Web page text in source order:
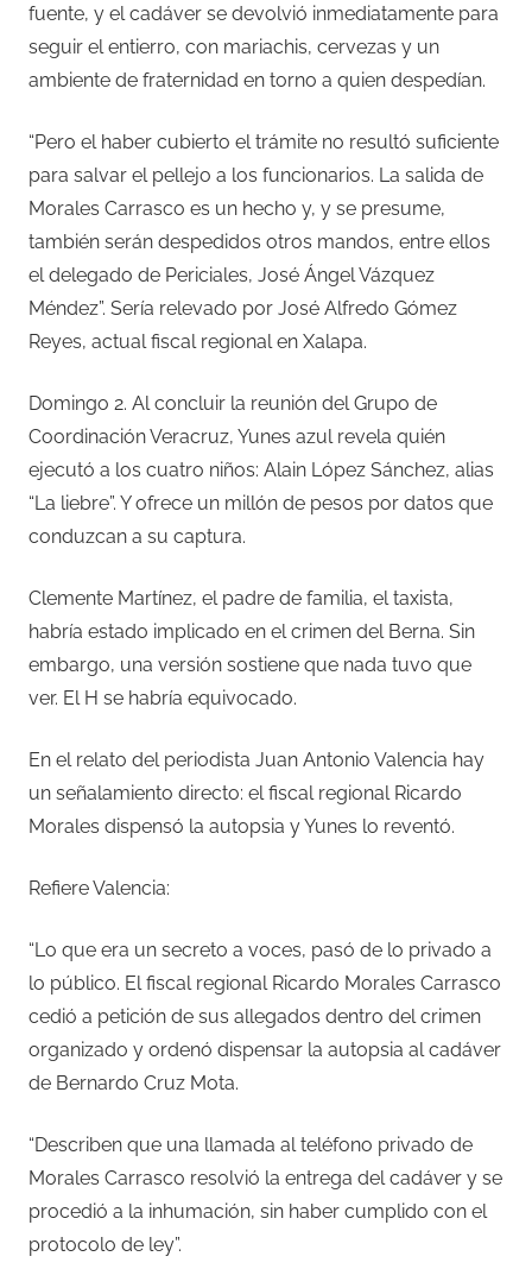
fuente, y el cadáver se devolvió inmediatamente para
seguir el entierro, con mariachis, cervezas y un
ambiente de fraternidad en torno a quien despedían.
“Pero el haber cubierto el trámite no resultó suficiente
para salvar el pellejo a los funcionarios. La salida de
Morales Carrasco es un hecho y, y se presume,
también serán despedidos otros mandos, entre ellos
el delegado de Periciales, José Ángel Vázquez
Méndez”. Sería relevado por José Alfredo Gómez
Reyes, actual fiscal regional en Xalapa.
Domingo 2. Al concluir la reunión del Grupo de
Coordinación Veracruz, Yunes azul revela quién
ejecutó a los cuatro niños: Alain López Sánchez, alias
“La liebre”. Y ofrece un millón de pesos por datos que
conduzcan a su captura.
Clemente Martínez, el padre de familia, el taxista,
habría estado implicado en el crimen del Berna. Sin
embargo, una versión sostiene que nada tuvo que
ver. El H se habría equivocado.
En el relato del periodista Juan Antonio Valencia hay
un señalamiento directo: el fiscal regional Ricardo
Morales dispensó la autopsia y Yunes lo reventó.
Refiere Valencia:
“Lo que era un secreto a voces, pasó de lo privado a
lo público. El fiscal regional Ricardo Morales Carrasco
cedió a petición de sus allegados dentro del crimen
organizado y ordenó dispensar la autopsia al cadáver
de Bernardo Cruz Mota.
“Describen que una llamada al teléfono privado de
Morales Carrasco resolvió la entrega del cadáver y se
procedió a la inhumación, sin haber cumplido con el
protocolo de ley”.